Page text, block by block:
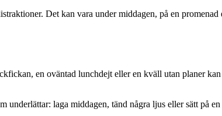
Det kan vara under middagen, på en
en oväntad lunchdejt eller en kväll utan planer
laga middagen, tänd några ljus eller sätt på